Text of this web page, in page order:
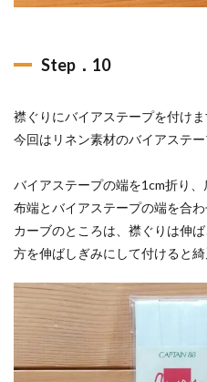
Step．10
襟ぐりにバイアステープを付けま
今回はリネン素材のバイアステー
バイアステープの端を1cm折り、
布端とバイアステープの端を合
カーブのところは、襟ぐりは伸
方を伸ばしぎみにして付けると綺